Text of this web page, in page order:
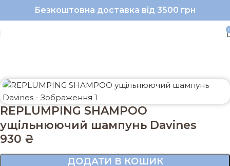
Безкоштовна доставка від 3500 грн
REPLUMPING SHAMPOO
ущільнюючий шампунь Davines
930 ₴
ДОДАТИ В КОШИК